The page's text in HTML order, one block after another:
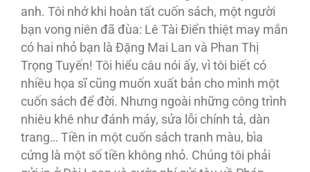
anh. Tôi nhớ khi hoàn tất cuốn sách, một người
bạn vong niên đã đùa: Lê Tài Điển thiệt may mắn
có hai nhỏ bạn là Đặng Mai Lan và Phan Thị
Trọng Tuyến! Tôi hiểu câu nói ấy, vì tôi biết có
nhiều họa sĩ cũng muốn xuất bản cho mình một
cuốn sách để đời. Nhưng ngoài những công trình
nhiêu khê như đánh máy, sửa lỗi chính tả, dàn
trang… Tiền in một cuốn sách tranh màu, bìa
cứng là một số tiền không nhỏ. Chúng tôi phải